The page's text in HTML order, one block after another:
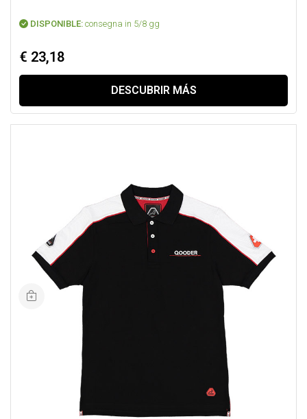
DISPONIBLE: consegna in 5/8 gg
€ 23,18
DESCUBRIR MÁS